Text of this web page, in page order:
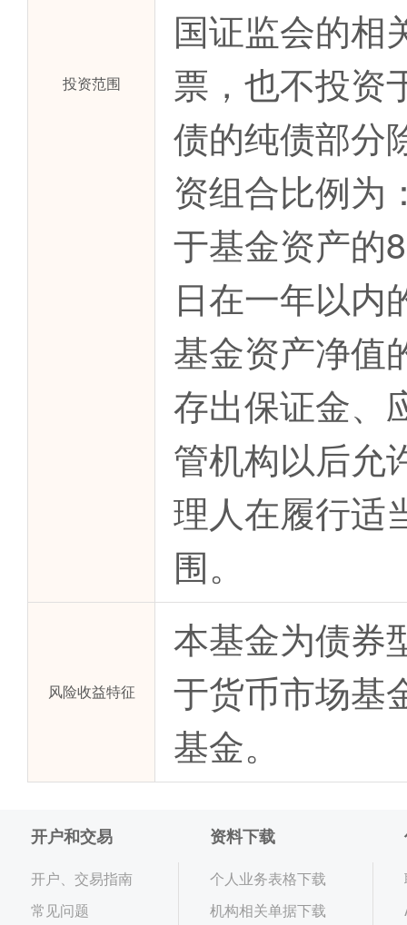
投资范围
国证监会的相
票，也不投资
债的纯债部分
资组合比例为
于基金资产的
日在一年以内
基金资产净值
存出保证金、
管机构以后允
理人在履行适
围。
风险收益特征
本基金为债券
于货币市场基
基金。
开户和交易
开户、交易指南
常见问题
资料下载
个人业务表格下载
机构相关单据下载